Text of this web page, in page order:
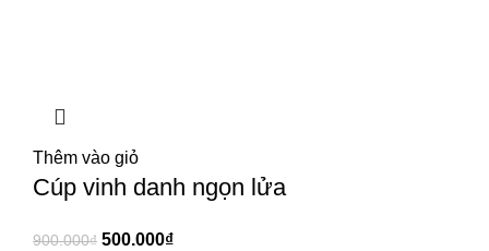
Thêm vào giỏ
Cúp vinh danh ngọn lửa
900.000₫ 500.000₫